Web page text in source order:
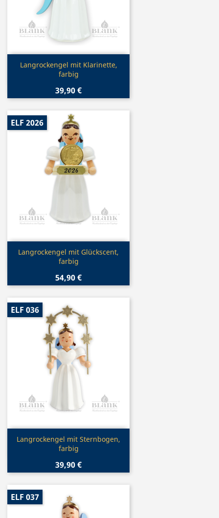
Vorschau
Langrockengel mit Klarinette,
farbig
39,90 €
Vorschau
Langrockengel mit Glückscent,
farbig
54,90 €
ELF 2026
Vorschau
Langrockengel mit Sternbogen,
farbig
39,90 €
ELF 036
ELF 037